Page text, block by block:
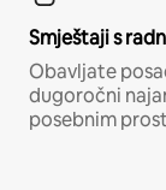
Smještaji s
Obavljate
dugoročni
posebnim